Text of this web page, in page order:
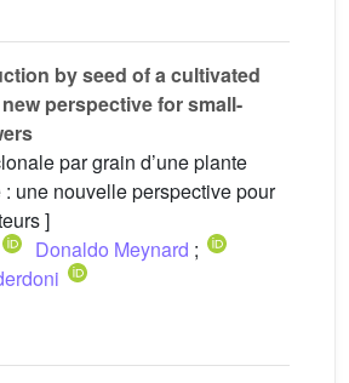
by seed of a cultivated
perspective for small-
par grain d’une plante
une nouvelle perspective pour
]
Donaldo Meynard ;